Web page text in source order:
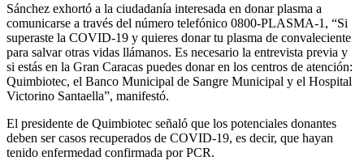
Sánchez exhortó a la ciudadanía interesada en donar plasma a
comunicarse a través del número telefónico 0800-PLASMA-1, “Si
superaste la COVID-19 y quieres donar tu plasma de convaleciente
para salvar otras vidas llámanos. Es necesario la entrevista previa y
si estás en la Gran Caracas puedes donar en los centros de atención:
Quimbiotec, el Banco Municipal de Sangre Municipal y el Hospital
Victorino Santaella”, manifestó.
El presidente de Quimbiotec señaló que los potenciales donantes
deben ser casos recuperados de COVID-19, es decir, que hayan
tenido enfermedad confirmada por PCR.